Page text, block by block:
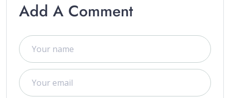
Add A Comment